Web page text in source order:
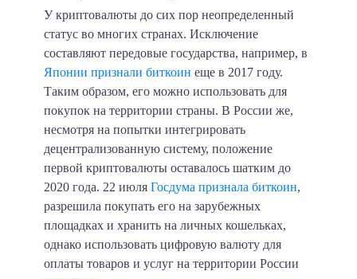
У криптовалюты до сих пор неопределенный
статус во многих странах. Исключение
составляют передовые государства, например, в
Японии признали биткоин еще в 2017 году.
Таким образом, его можно использовать для
покупок на территории страны. В России же,
несмотря на попытки интегрировать
децентрализованную систему, положение
первой криптовалюты оставалось шатким до
2020 года. 22 июля Госдума признала биткоин,
разрешила покупать его на зарубежных
площадках и хранить на личных кошельках,
однако использовать цифровую валюту для
оплаты товаров и услуг на территории России